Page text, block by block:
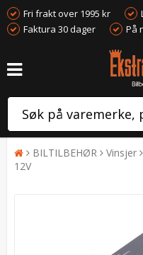
Fri frakt over 1995 kr
Faktura 30 dager
På
BILTILBEHØR Vinsjer
12V